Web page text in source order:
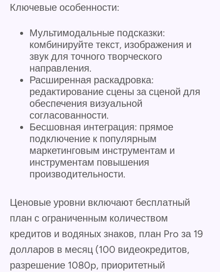
Ключевые особенности:
Мультимодальные подсказки:
комбинируйте текст, изображения и
звук для точного творческого
направления.
Расширенная раскадровка:
редактирование сцены за сценой для
обеспечения визуальной
согласованности.
Бесшовная интеграция: прямое
подключение к популярным
маркетинговым инструментам и
инструментам повышения
производительности.
Ценовые уровни включают бесплатный
план с ограниченным количеством
кредитов и водяных знаков, план Pro за 19
долларов в месяц (100 видеокредитов,
разрешение 1080p, приоритетный